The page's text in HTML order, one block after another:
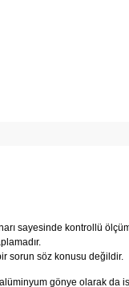
sayesinde kontrollü
sorun söz konusu değildir.
alüminyum gönye olarak da